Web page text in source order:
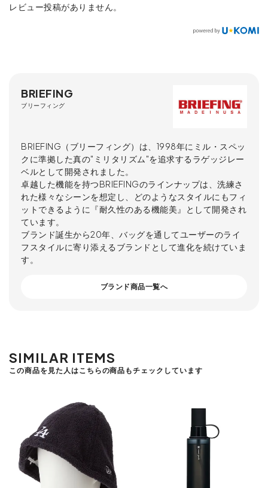
レビュー投稿がありません。
BRIEFING
ブリーフィング
BRIEFING（ブリーフィング）は、1998年にミル・スペッ
クに準拠した真の"ミリタリズム"を追求するラゲッジレー
ベルとして開発されました。
卓越した機能を持つBRIEFINGのラインナップは、洗練さ
れた様々なシーンを想定し、どのようなスタイルにもフィ
ットできるように『耐久性のある機能美』として開発され
ています。
ブランド誕生から20年、バッグを通してユーザーのライ
フスタイルに寄り添えるブランドとして進化を続けていま
す。
ブランド商品一覧へ
SIMILAR ITEMS
この商品を見た人はこちらの商品もチェックしています